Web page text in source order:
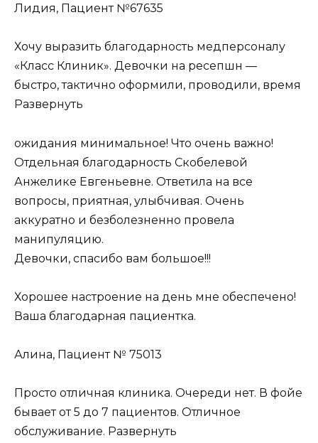
Лидия, Пациент №67635
Хочу выразить благодарность медперсоналу
«Класс Клиник». Девочки на ресепшн —
быстро, тактично оформили, проводили, время
Развернуть
ожидания минимальное! Что очень важно!
Отдельная благодарность Скобелевой
Анжелике Евгеньевне. Ответила на все
вопросы, приятная, улыбчивая. Очень
аккуратно и безболезненно провела
манипуляцию.
Девочки, спасибо вам большое!!!
Хорошее настроение на день мне обеспечено!
Ваша благодарная пациентка.
Алина, Пациент № 75013
Просто отличная клиника. Очереди нет. В фойе
бывает от 5 до 7 пациентов. Отличное
обслуживание. Развернуть